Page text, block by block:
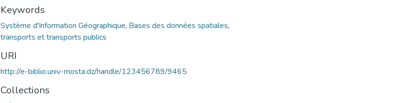
Keywords
Système d'Information Géographique, Bases des données spatiales,
transports et transports publics
URI
http://e-biblio.univ-mosta.dz/handle/123456789/9465
Collections